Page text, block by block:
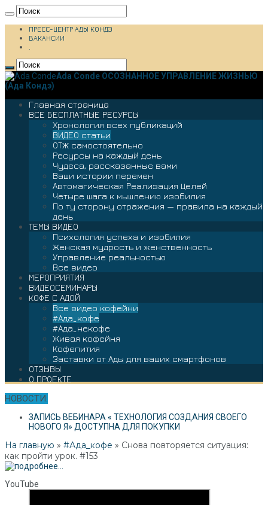
ПРЕСС-ЦЕНТР АДЫ КОНДЭ
ВАКАНСИИ
.
Ada Conde ОСОЗНАННОЕ УПРАВЛЕНИЕ ЖИЗНЬЮ
(Ада Кондэ)
Главная страница
ВСЕ БЕСПЛАТНЫЕ РЕСУРСЫ
Хронология всех публикаций
ВИДЕО статьи
ОТЖ самостоятельно
Ресурсы на каждый день
Чудеса, рассказанные вами
Ваши истории перемен
Автомагическая Реализация Целей
Четыре шага к мышлению изобилия
По ту сторону отражения — правила на каждый
день
ТЕМЫ ВИДЕО
Психология успеха и изобилия
Женская мудрость и женственность
Управление реальностью
Все видео
МЕРОПРИЯТИЯ
ВИДЕОСЕМИНАРЫ
КОФЕ С АДОЙ
Все видео кофейни
#Ада_кофе
#Ада_некофе
Живая кофейня
Кофепития
Заставки от Ады для ваших смартфонов
ОТЗЫВЫ
О ПРОЕКТЕ
НОВОСТИ:
ЗАПИСЬ ВЕБИНАРА « ТЕХНОЛОГИЯ СОЗДАНИЯ СВОЕГО
НОВОГО Я» ДОСТУПНА ДЛЯ ПОКУПКИ
На главную » #Ада_кофе » Снова повторяется ситуация:
как пройти урок. #153
YouTube